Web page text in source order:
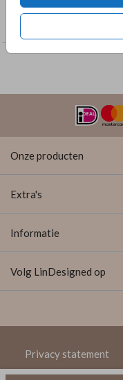
Onze producten
Extra's
Informatie
Volg LinDesigned op
Privacy statement